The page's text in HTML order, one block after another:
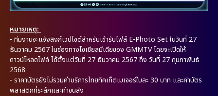
หมายเหตุ:
- ทีมงานจะแจ้งลิงก์เวปไซต์สำหรับเข้ารับไฟล์ E-Photo Set ในวันที่ 27
ธันวาคม 2567 ในช่องทางโซเชียลมีเดียของ GMMTV โดยจะเปิดให้
ดาวน์โหลดไฟล์ ได้ตั้งแต่วันที่ 27 ธันวาคม 2567 ถึง วันที่ 27 กุมภาพันธ์
2568
- ราคาบัตรยังไม่รวมค่าบริการไทยทิคเก็ตเมเจอร์ใบละ 30 บาท และค่าบัตร
พลาสติกที่ระลึกและค่าขนส่ง